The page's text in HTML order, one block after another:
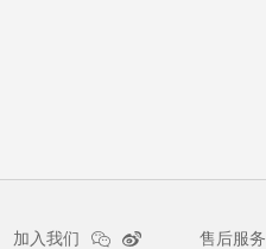
加入我们 售后服务